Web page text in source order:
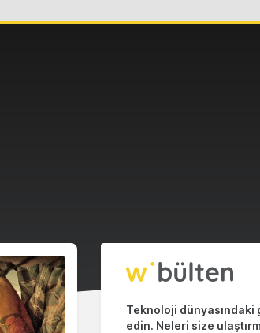
Teknoloji dünyasındaki
edin. Neleri size